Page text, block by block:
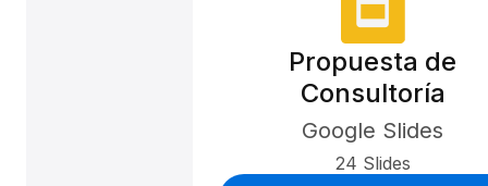
Propuesta de
Consultoría
Google Slides
24 Slides